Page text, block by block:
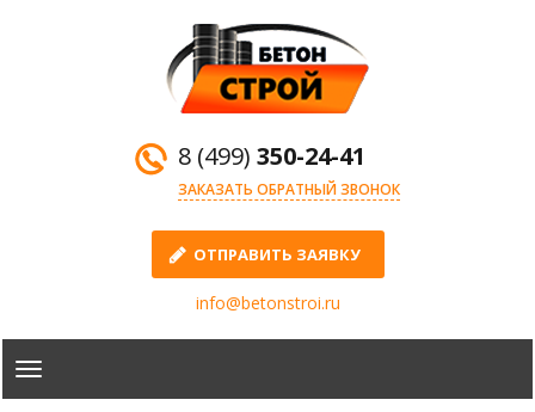
8 (499) 350-24-41
ЗАКАЗАТЬ ОБРАТНЫЙ ЗВОНОК
ОТПРАВИТЬ ЗАЯВКУ
info@betonstroi.ru